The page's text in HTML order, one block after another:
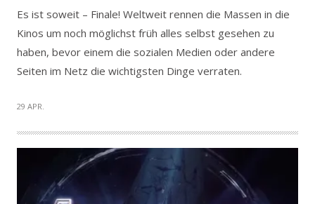
Es ist soweit – Finale! Weltweit rennen die Massen in die
Kinos um noch möglichst früh alles selbst gesehen zu
haben, bevor einem die sozialen Medien oder andere
Seiten im Netz die wichtigsten Dinge verraten.
29 APR.